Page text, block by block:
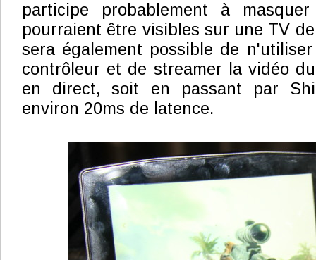
participe probablement à
pourraient être visibles sur une TV
sera également possible de
contrôleur et de streamer la vidéo
en direct, soit en passant par
environ 20ms de latence.